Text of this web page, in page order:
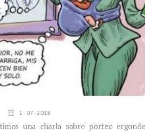
1 - 07 - 2018
una charla sobre porteo